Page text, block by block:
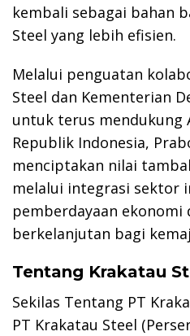
kembali sebagai bahan
Steel yang lebih efisien.
Melalui penguatan
Steel dan Kementerian
untuk terus mendukung
Republik Indonesia,
menciptakan nilai
melalui integrasi sektor
pemberdayaan ekonomi
berkelanjutan bagi
Tentang Krakatau
Sekilas Tentang PT
PT Krakatau Steel